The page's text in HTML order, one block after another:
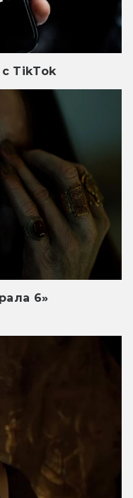
TikTok
6»